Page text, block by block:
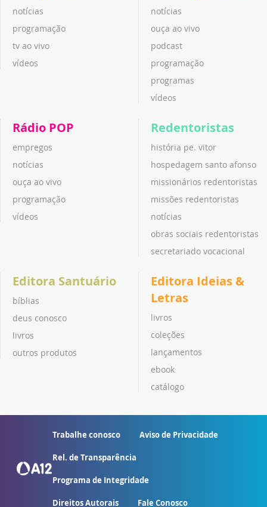
notícias
programação
tv ao vivo
vídeos
notícias
ouça ao vivo
podcast
programação
programas
vídeos
Rádio POP
empregos
notícias
ouça ao vivo
programação
vídeos
Redentoristas
história pe. vitor
hospedagem santo afonso
missionários redentoristas
missões redentoristas
notícias
obras sociais redentoristas
secretariado vocacional
Editora Santuário
bíblias
deus conosco
livros
outros produtos
Editora Ideias &
Letras
livros
coleções
lançamentos
ebook
catálogo
Trabalhe conosco Aviso de Privacidade
Rel. de Transparência
Programa de Integridade
Direitos Autorais Fale Conosco